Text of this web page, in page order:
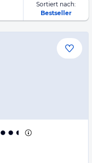
Sortiert nach:
Bestseller